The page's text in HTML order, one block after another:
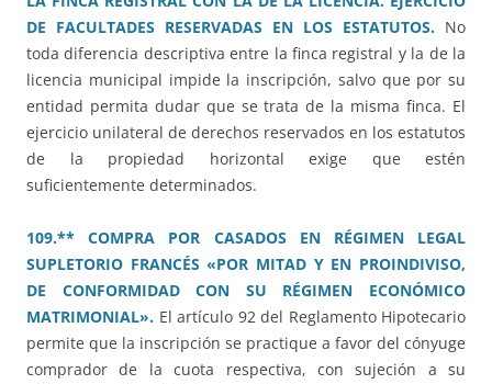
DE FACULTADES RESERVADAS EN LOS ESTATUTOS. No
toda diferencia descriptiva entre la finca registral y la de la
licencia municipal impide la inscripción, salvo que por su
entidad permita dudar que se trata de la misma finca. El
ejercicio unilateral de derechos reservados en los estatutos
de la propiedad horizontal exige que estén
suficientemente determinados.
109.** COMPRA POR CASADOS EN RÉGIMEN LEGAL
SUPLETORIO FRANCÉS «POR MITAD Y EN PROINDIVISO,
DE CONFORMIDAD CON SU RÉGIMEN ECONÓMICO
MATRIMONIAL». El artículo 92 del Reglamento Hipotecario
permite que la inscripción se practique a favor del cónyuge
comprador de la cuota respectiva, con sujeción a su